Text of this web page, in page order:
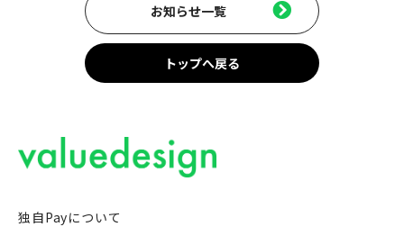
お知らせ一覧
トップへ戻る
独自Payについて